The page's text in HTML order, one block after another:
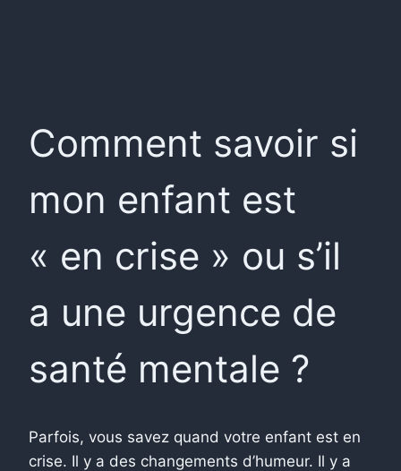
Comment savoir si
mon enfant est
« en crise » ou s’il
a une urgence de
santé mentale ?
Parfois, vous savez quand votre enfant est en
crise. Il y a des changements d’humeur. Il y a